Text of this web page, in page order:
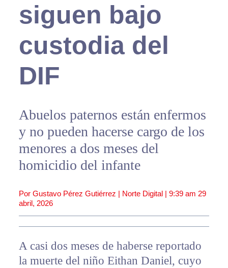
siguen bajo
custodia del
DIF
Abuelos paternos están enfermos
y no pueden hacerse cargo de los
menores a dos meses del
homicidio del infante
Por Gustavo Pérez Gutiérrez | Norte Digital | 9:39 am 29
abril, 2026
A casi dos meses de haberse reportado
la muerte del niño Eithan Daniel, cuyo